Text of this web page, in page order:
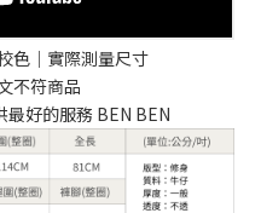
色｜實際測量尺寸
不符商品
最好的服務 BEN BEN